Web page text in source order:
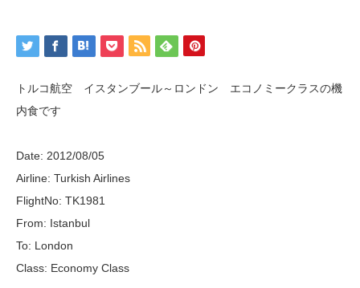
トルコ航空 イスタンブール～ロンドン エコノミークラスの機
内食です
Date: 2012/08/05
Airline: Turkish Airlines
FlightNo: TK1981
From: Istanbul
To: London
Class: Economy Class